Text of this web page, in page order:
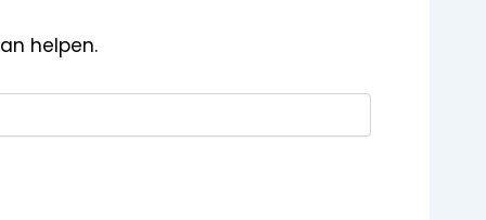
helpen.